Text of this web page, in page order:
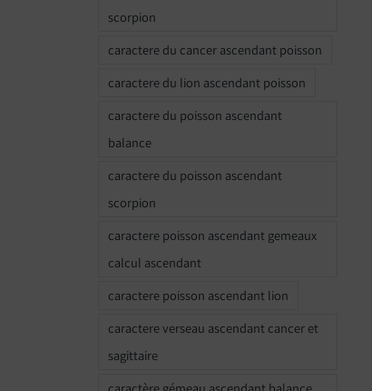
scorpion
caractere du cancer ascendant poisson
caractere du lion ascendant poisson
caractere du poisson ascendant
balance
caractere du poisson ascendant
scorpion
caractere poisson ascendant gemeaux
calcul ascendant
caractere poisson ascendant lion
caractere verseau ascendant cancer et
sagittaire